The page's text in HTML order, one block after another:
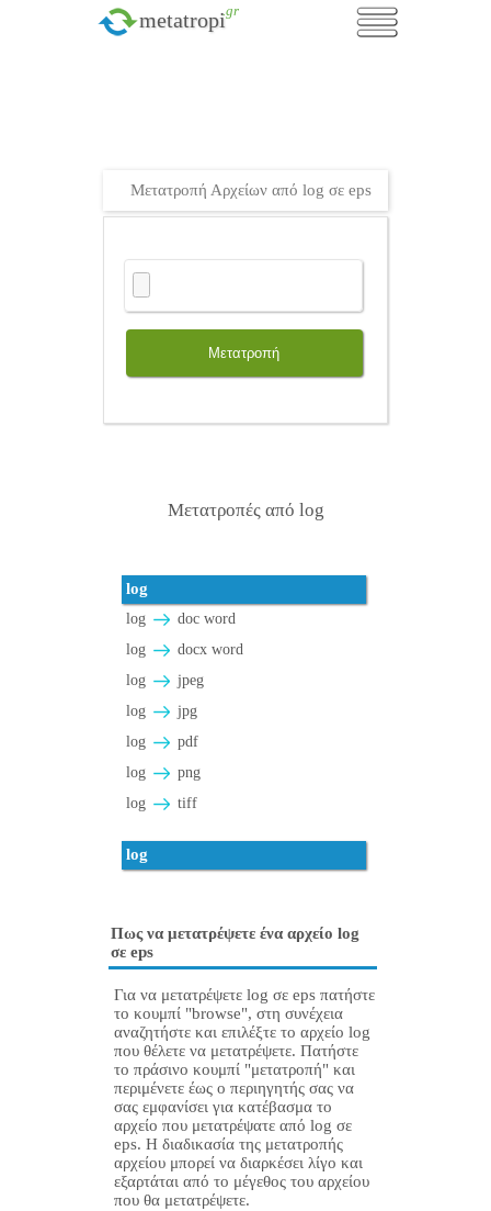
metatropi.gr
Μετατροπή Αρχείων από log σε eps
Μετατροπή
Μετατροπές από log
log
log
doc word
log
docx word
log
jpeg
log
jpg
log
pdf
log
png
log
tiff
log
Πως να μετατρέψετε ένα αρχείο log
σε eps
Για να μετατρέψετε log σε eps πατήστε
το κουμπί "browse", στη συνέχεια
αναζητήστε και επιλέξτε το αρχείο log
που θέλετε να μετατρέψετε. Πατήστε
το πράσινο κουμπί "μετατροπή" και
περιμένετε έως ο περιηγητής σας να
σας εμφανίσει για κατέβασμα το
αρχείο που μετατρέψατε από log σε
eps. Η διαδικασία της μετατροπής
αρχείου μπορεί να διαρκέσει λίγο και
εξαρτάται από το μέγεθος του αρχείου
που θα μετατρέψετε.